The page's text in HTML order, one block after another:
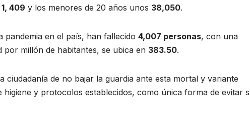
1, 409 y los menores de 20 años unos 38,050.
pandemia en el país, han fallecido 4,007 personas, con una
por millón de habitantes, se ubica en 383.50.
ciudadanía de no bajar la guardia ante esta mortal y variante
higiene y protocolos establecidos, como única forma de evitar